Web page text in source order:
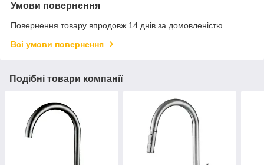
Умови повернення
Повернення товару впродовж 14 днів за домовленістю
Всі умови повернення
Подібні товари компанії